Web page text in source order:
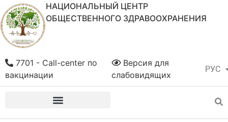
НАЦИОНАЛЬНЫЙ ЦЕНТР
ОБЩЕСТВЕННОГО ЗДРАВООХРАНЕНИЯ
РУС
ҚАЗ
Версия для
слабовидящих
7701 - Call-center по
вакцинации